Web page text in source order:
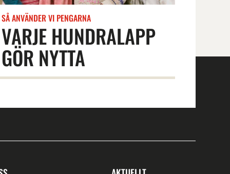
VARJE HUNDRALAPP
GÖR NYTTA
SÅ ANVÄNDER VI PENGARNA